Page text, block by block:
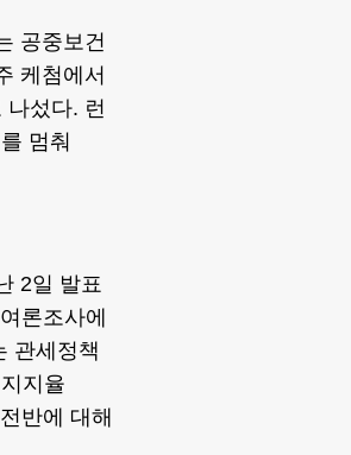
공중보건
케첨에서
섰다. 런
멈춰
2일 발표
론조사에
관세정책
지율
반에 대해